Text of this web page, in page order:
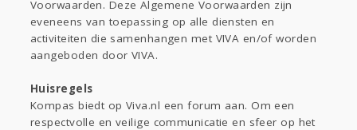
Voorwaarden. Deze Algemene Voorwaarden zijn
eveneens van toepassing op alle diensten en
activiteiten die samenhangen met VIVA en/of worden
aangeboden door VIVA.
Huisregels
Kompas biedt op Viva.nl een forum aan. Om een
respectvolle en veilige communicatie en sfeer op het